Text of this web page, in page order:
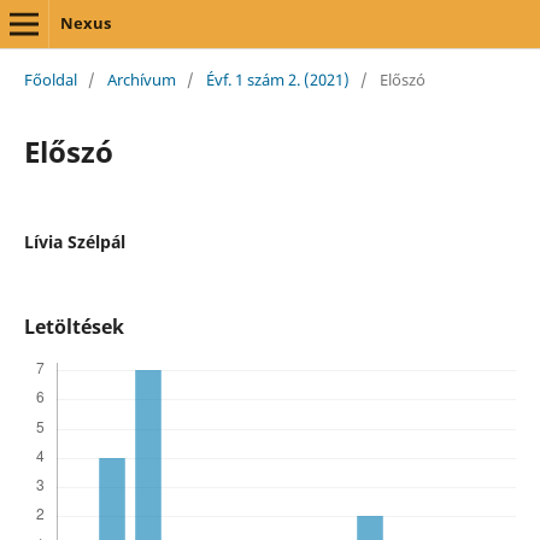
Nexus
Főoldal / Archívum / Évf. 1 szám 2. (2021) / Előszó
Előszó
Lívia Szélpál
Letöltések